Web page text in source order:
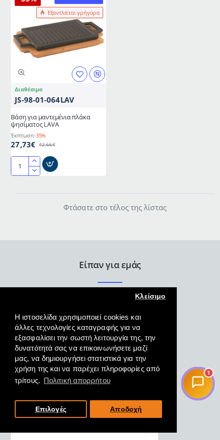
Η ιστοσελίδα χρησιμοποιεί cookies και
άλλες τεχνολογίες καταγραφής για να
εξασφαλίσει την σωστή λειτουργία της, την
δυνατότητά σας να επικοινωνήσετε μαζί
μας, να δημιουργήσει στατιστικά για την
χρήση της και να παρέχει πληροφορίες από
τρίτους. Πολιτική απορρήτου
Κλείσιμο
Επιλογές Αποδοχή
Εξαντλείται γρήγορα
Διαθέσιμο
JS-98-01-064LAV
Βάση για μαντεμένια πλάκα
ψησίματος LAVA
Έκπτωση-35%
27,73€ 42,66€
Βάση
Φτάσατε στο τέλος της λίστας
Είπαν για εμάς
Άψογη εξυπηρέτηση γρήγορη
και κατατοπιστική και η
παραλαβή του προϊόντος
άμεση.
ΜΑΓΓΟΣ, ΦΛΩΡΙΝΑ,
19/10/2022
1